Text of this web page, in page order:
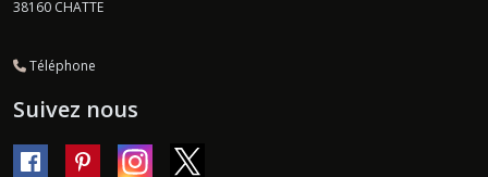
38160 CHATTE
Téléphone
Suivez nous